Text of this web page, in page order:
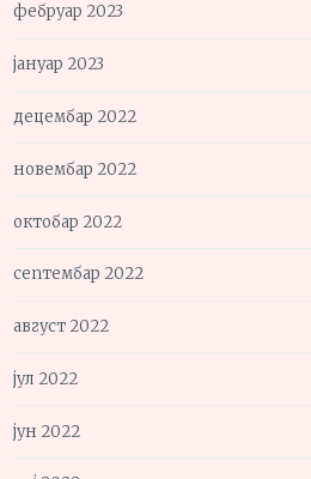
фебруар 2023
јануар 2023
децембар 2022
новембар 2022
октобар 2022
септембар 2022
август 2022
јул 2022
јун 2022